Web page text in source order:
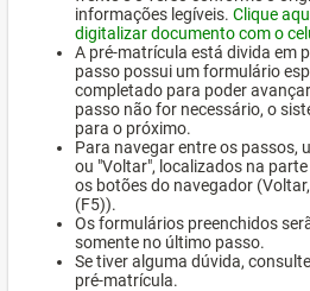
informações legíveis. Clique
digitalizar documento com o
A pré-matrícula está divida em
passo possui um formulário
completado para poder
passo não for necessário, o
para o próximo.
Para navegar entre os passos,
ou "Voltar", localizados na
os botões do navegador
(F5)).
Os formulários preenchidos
somente no último passo.
Se tiver alguma dúvida,
pré-matrícula.